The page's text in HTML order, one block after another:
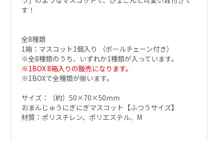
す！
全8種類
1箱：マスコット1個入り （ボールチェーン付き）
※全8種類のうち、いずれか1種類が入っています。
※1BOX 8箱入りの販売になります。
※1BOXで全種類が揃います。
サイズ：（約）50×70×50mm
おまんじゅうにぎにぎマスコット【ふつうサイズ】
材質：ポリスチレン、ポリエステル、M